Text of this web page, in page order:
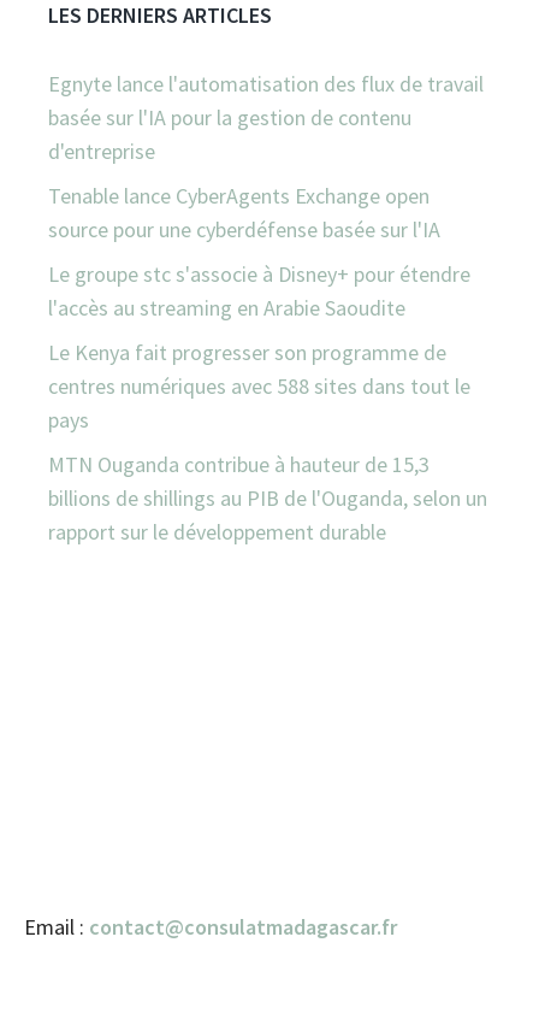
LES DERNIERS ARTICLES
Egnyte lance l'automatisation des flux de travail
basée sur l'IA pour la gestion de contenu
d'entreprise
Tenable lance CyberAgents Exchange open
source pour une cyberdéfense basée sur l'IA
Le groupe stc s'associe à Disney+ pour étendre
l'accès au streaming en Arabie Saoudite
Le Kenya fait progresser son programme de
centres numériques avec 588 sites dans tout le
pays
MTN Ouganda contribue à hauteur de 15,3
billions de shillings au PIB de l'Ouganda, selon un
rapport sur le développement durable
Email : contact@consulatmadagascar.fr